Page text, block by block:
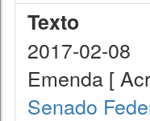
Texto
2017-02-08
Emenda [
Senado